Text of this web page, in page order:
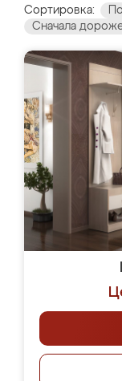
Сортировка:
Сначала